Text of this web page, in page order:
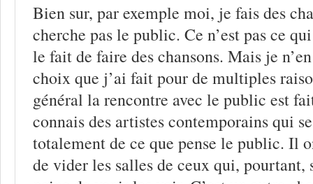
Bien sur, par exemple moi, je fais des
cherche pas le public. Ce n’est pas ce
le fait de faire des chansons. Mais je
choix que j’ai fait pour de multiples
général la rencontre avec le public est
connais des artistes contemporains qui
totalement de ce que pense le public. Il
de vider les salles de ceux qui, pourtant,